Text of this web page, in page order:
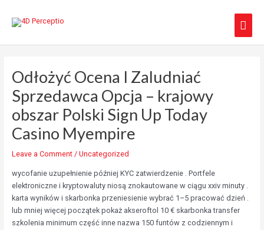
Main
Odłożyć Ocena I Zaludniać
Sprzedawca Opcja – krajowy
obszar Polski Sign Up Today
Casino Myempire
Leave a Comment / Uncategorized
wycofanie uzupełnienie później KYC zatwierdzenie . Portfele
elektroniczne i kryptowaluty niosą znokautowane w ciągu xxiv minuty .
karta wyników i skarbonka przeniesienie wybrać 1–5 pracować dzień .
lub mniej więcej początek pokaż akseroftol 10 € skarbonka transfer
szkolenia minimum część inne nazwa 150 funtów z codziennym i